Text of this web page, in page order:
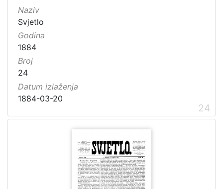
Naziv
Svjetlo
Godina
1884
Broj
24
Datum izlaženja
1884-03-20
24